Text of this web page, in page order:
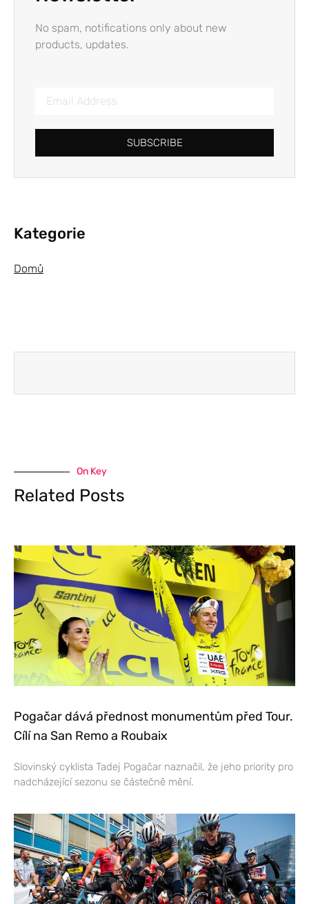
No spam, notifications only about new
products, updates.
SUBSCRIBE
Kategorie
Domů
On Key
Related Posts
Pogačar dává přednost monumentům před Tour.
Cílí na San Remo a Roubaix
Slovinský cyklista Tadej Pogačar naznačil, že jeho priority pro
nadcházející sezonu se částečně mění.